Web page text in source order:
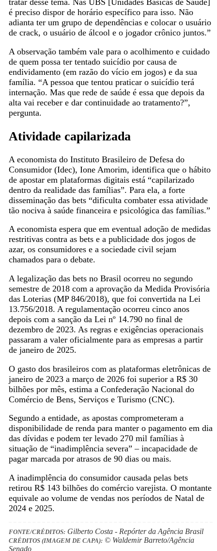
tratar desse tema. Nas UBS [Unidades Básicas de Saúde]
é preciso dispor de horário específico para isso. Não
adianta ter um grupo de dependências e colocar o usuário
de crack, o usuário de álcool e o jogador crônico juntos.”
A observação também vale para o acolhimento e cuidado
de quem possa ter tentado suicídio por causa de
endividamento (em razão do vício em jogos) e da sua
família. “A pessoa que tentou praticar o suicídio terá
internação. Mas que rede de saúde é essa que depois da
alta vai receber e dar continuidade ao tratamento?”,
pergunta.
Atividade capilarizada
A economista do Instituto Brasileiro de Defesa do
Consumidor (Idec), Ione Amorim, identifica que o hábito
de apostar em plataformas digitais está “capilarizado
dentro da realidade das famílias”. Para ela, a forte
disseminação das bets “dificulta combater essa atividade
tão nociva à saúde financeira e psicológica das famílias.”
A economista espera que em eventual adoção de medidas
restritivas contra as bets e a publicidade dos jogos de
azar, os consumidores e a sociedade civil sejam
chamados para o debate.
A legalização das bets no Brasil ocorreu no segundo
semestre de 2018 com a aprovação da Medida Provisória
das Loterias (MP 846/2018), que foi convertida na Lei
13.756/2018. A regulamentação ocorreu cinco anos
depois com a sanção da Lei nº 14.790 no final de
dezembro de 2023. As regras e exigências operacionais
passaram a valer oficialmente para as empresas a partir
de janeiro de 2025.
O gasto dos brasileiros com as plataformas eletrônicas de
janeiro de 2023 a março de 2026 foi superior a R$ 30
bilhões por mês, estima a Confederação Nacional do
Comércio de Bens, Serviços e Turismo (CNC).
Segundo a entidade, as apostas comprometeram a
disponibilidade de renda para manter o pagamento em dia
das dívidas e podem ter levado 270 mil famílias à
situação de “inadimplência severa” – incapacidade de
pagar marcada por atrasos de 90 dias ou mais.
A inadimplência do consumidor causada pelas bets
retirou R$ 143 bilhões do comércio varejista. O montante
equivale ao volume de vendas nos períodos de Natal de
2024 e 2025.
FONTE/CRÉDITOS:Gilberto Costa - Repórter da Agência Brasil
CRÉDITOS (IMAGEM DE CAPA):© Waldemir Barreto/Agência
Senado